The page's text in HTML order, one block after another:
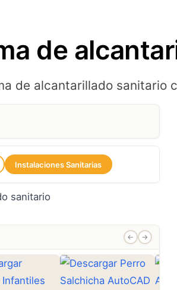
de
de alcantarillado sanitario
Instalaciones Sanitarias
← →